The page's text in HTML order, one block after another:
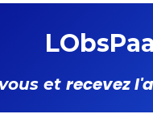
et recevez